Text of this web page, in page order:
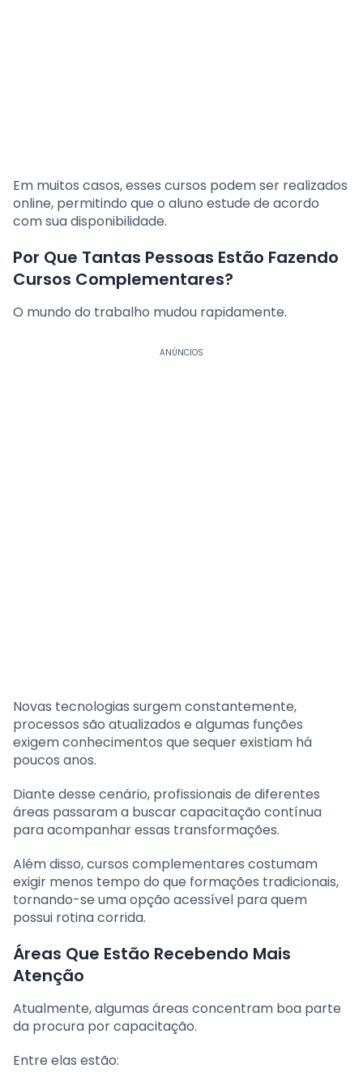
Em muitos casos, esses cursos podem ser realizados
online, permitindo que o aluno estude de acordo
com sua disponibilidade.
Por Que Tantas Pessoas Estão Fazendo
Cursos Complementares?
O mundo do trabalho mudou rapidamente.
ANÚNCIOS
Novas tecnologias surgem constantemente,
processos são atualizados e algumas funções
exigem conhecimentos que sequer existiam há
poucos anos.
Diante desse cenário, profissionais de diferentes
áreas passaram a buscar capacitação contínua
para acompanhar essas transformações.
Além disso, cursos complementares costumam
exigir menos tempo do que formações tradicionais,
tornando-se uma opção acessível para quem
possui rotina corrida.
Áreas Que Estão Recebendo Mais
Atenção
Atualmente, algumas áreas concentram boa parte
da procura por capacitação.
Entre elas estão: